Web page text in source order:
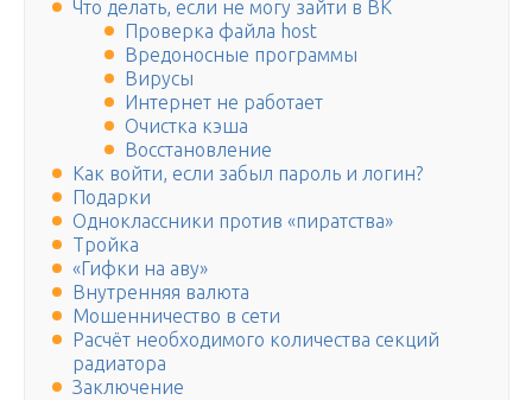
Что делать, если не могу зайти в ВК
Проверка файла host
Вредоносные программы
Вирусы
Интернет не работает
Очистка кэша
Восстановление
Как войти, если забыл пароль и логин?
Подарки
Одноклассники против «пиратства»
Тройка
«Гифки на аву»
Внутренняя валюта
Мошенничество в сети
Расчёт необходимого количества секций
радиатора
Заключение